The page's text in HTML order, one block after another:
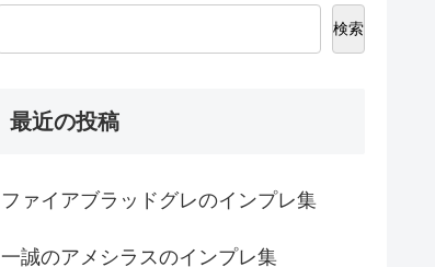
検索
最近の投稿
ファイアブラッドグレのインプレ集
一誠のアメシラスのインプレ集